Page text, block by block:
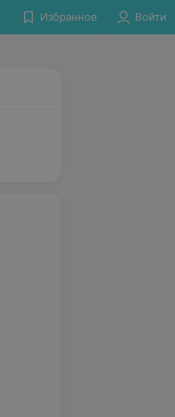
Избранное Войти